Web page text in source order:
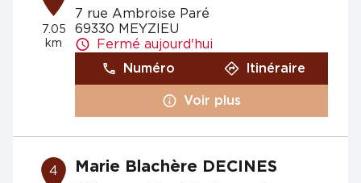
7.05
km
7 rue Ambroise Paré
69330 MEYZIEU
Fermé aujourd'hui
Numéro
Itinéraire
Voir plus
4 Marie Blachère DECINES